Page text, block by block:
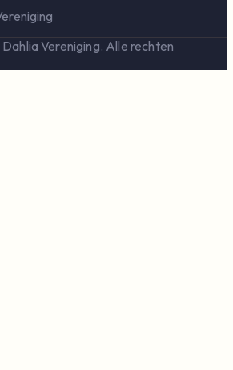
Vereniging. Alle rechten